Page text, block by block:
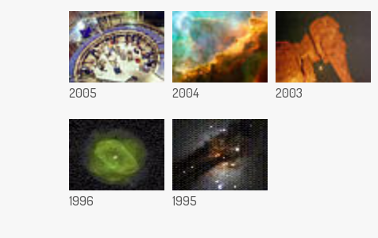
2005 2004 2003
1996 1995